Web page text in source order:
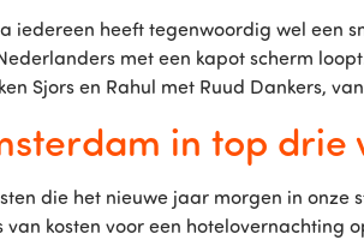
iedereen heeft tegenwoordig wel een
met een kapot scherm
Sjors en Rahul met Ruud Dankers,
in top drie
die het nieuwe jaar morgen in
van kosten voor een hotelovernachting